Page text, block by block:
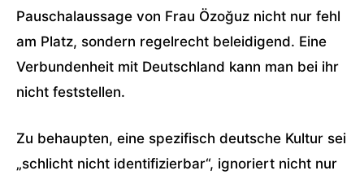
Pauschalaussage von Frau Özoğuz nicht nur fehl
am Platz, sondern regelrecht beleidigend. Eine
Verbundenheit mit Deutschland kann man bei ihr
nicht feststellen.
Zu behaupten, eine spezifisch deutsche Kultur sei
„schlicht nicht identifizierbar“, ignoriert nicht nur